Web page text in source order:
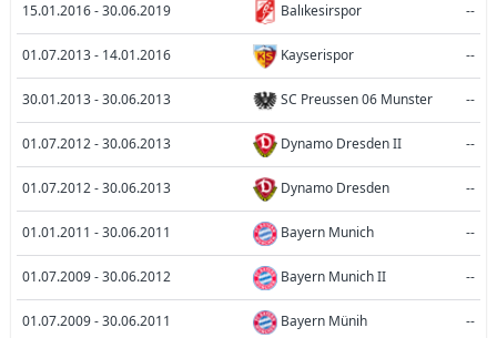
15.01.2016 - 30.06.2019 Balıkesirspor --
01.07.2013 - 14.01.2016 Kayserispor --
30.01.2013 - 30.06.2013 SC Preussen 06 Munster --
01.07.2012 - 30.06.2013 Dynamo Dresden II --
01.07.2012 - 30.06.2013 Dynamo Dresden --
01.01.2011 - 30.06.2011 Bayern Munich --
01.07.2009 - 30.06.2012 Bayern Munich II --
01.07.2009 - 30.06.2011 Bayern Münih --